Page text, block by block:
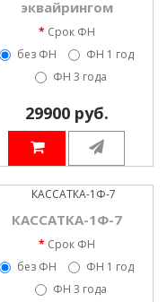
эквайрингом
Срок ФН
без ФН
ФН 1 год
ФН 3 года
29900 руб.
КАССАТКА-1Ф-7
Срок ФН
без ФН
ФН 1 год
ФН 3 года